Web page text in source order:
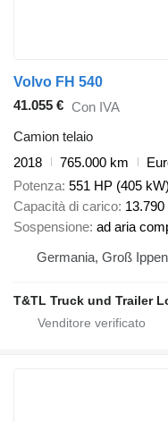
Volvo FH 540
41.055 € Con IVA
Camion telaio
2018
765.000 km
Potenza 551 HP (405 kW)
Capacità di carico 13.790
Sospensione ad aria
Germania, Groß
T&TL Truck und Trailer